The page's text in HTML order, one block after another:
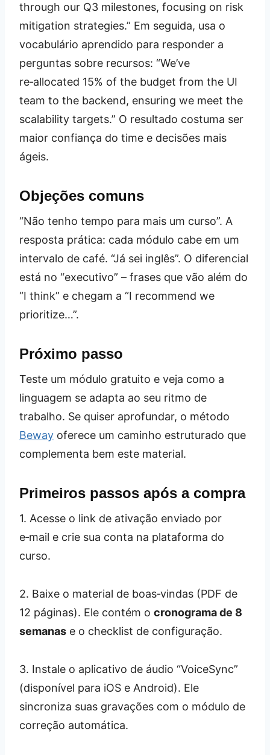
through our Q3 milestones, focusing on risk
mitigation strategies.” Em seguida, usa o
vocabulário aprendido para responder a
perguntas sobre recursos: “We’ve
re‑allocated 15% of the budget from the UI
team to the backend, ensuring we meet the
scalability targets.” O resultado costuma ser
maior confiança do time e decisões mais
ágeis.
Objeções comuns
“Não tenho tempo para mais um curso”. A
resposta prática: cada módulo cabe em um
intervalo de café. “Já sei inglês”. O diferencial
está no “executivo” – frases que vão além do
“I think” e chegam a “I recommend we
prioritize…”.
Próximo passo
Teste um módulo gratuito e veja como a
linguagem se adapta ao seu ritmo de
trabalho. Se quiser aprofundar, o método
Beway oferece um caminho estruturado que
complementa bem este material.
Primeiros passos após a compra
1. Acesse o link de ativação enviado por
e‑mail e crie sua conta na plataforma do
curso.
2. Baixe o material de boas‑vindas (PDF de
12 páginas). Ele contém o cronograma de 8
semanas e o checklist de configuração.
3. Instale o aplicativo de áudio “VoiceSync”
(disponível para iOS e Android). Ele
sincroniza suas gravações com o módulo de
correção automática.